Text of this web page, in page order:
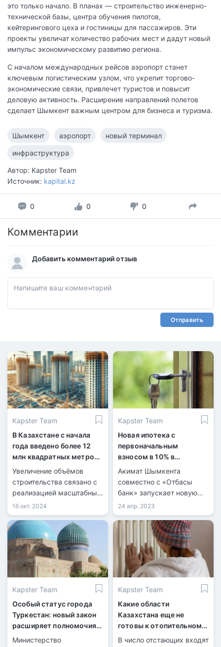
это только начало. В планах — строительство инженерно-
технической базы, центра обучения пилотов,
кейтерингового цеха и гостиницы для пассажиров. Эти
проекты увеличат количество рабочих мест и дадут новый
импульс экономическому развитию региона.
С началом международных рейсов аэропорт станет
ключевым логистическим узлом, что укрепит торгово-
экономические связи, привлечет туристов и повысит
деловую активность. Расширение направлений полетов
сделает Шымкент важным центром для бизнеса и туризма.
Шымкент аэропорт новый терминал
инфраструктура
Автор: Kapster Team
Источник: kapital.kz
0 0 0
Комментарии
Добавить комментарий отзыв
Отправить
Kapster Team
В Казахстане с начала
года введено более 12
млн квадратных метров
жилья
Увеличение объёмов
строительства связано с
реализацией масштабных
государственных
программ в сфере жилья
и инфраструктуры.
16 окт. 2024
Kapster Team
Новая ипотека с
первоначальным
взносом в 10% в
Шымкенте
Акимат Шымкента
совместно с «Отбасы
банк» запускает новую
льготную ипотечную
программу Qamqor. На
данный момент на
финансирование
программы выделено 3
млрд тенге.
24 апр. 2023
Kapster Team
Особый статус города
Туркестан: новый закон
расширяет полномочия
местных органов власти
Министерство
Kapster Team
Какие области
Казахстана еще не
готовы к отопительному
сезону?
В число отстающих входят